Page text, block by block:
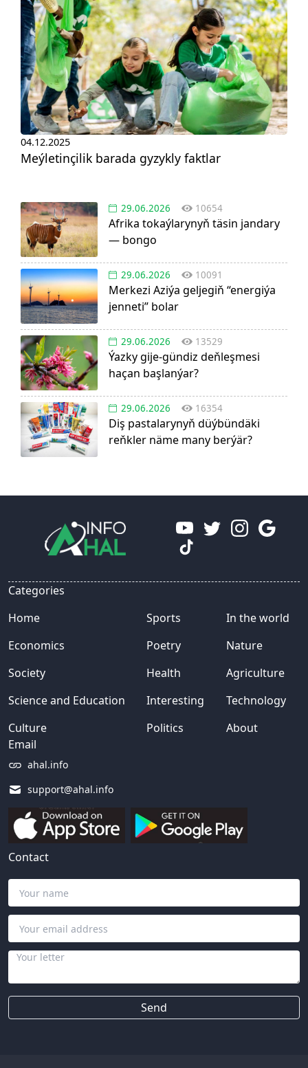
04.12.2025
Meýletinçilik barada gyzykly faktlar
29.06.2026 10654
Afrika tokaýlarynyň täsin jandary
— bongo
29.06.2026 10091
Merkezi Aziýa geljegiň “energiýa
jenneti” bolar
29.06.2026 13529
Ýazky gije-gündiz deňleşmesi
haçan başlanýar?
29.06.2026 16354
Diş pastalarynyň düýbündäki
reňkler näme many berýär?
Email
ahal.info
support@ahal.info
Categories
Home
Economics
Society
Science and Education
Culture
Sports
Poetry
Health
Interesting
Politics
In the world
Nature
Agriculture
Technology
About
Contact
Send